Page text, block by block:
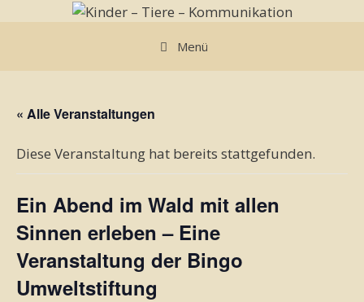
Menü
« Alle Veranstaltungen
Diese Veranstaltung hat bereits stattgefunden.
Ein Abend im Wald mit allen
Sinnen erleben – Eine
Veranstaltung der Bingo
Umweltstiftung